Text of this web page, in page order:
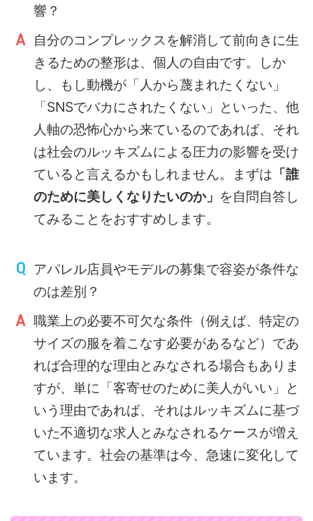
響？
自分のコンプレックスを解消して前向きに生
きるための整形は、個人の自由です。しか
し、もし動機が「人から蔑まれたくない」
「SNSでバカにされたくない」といった、他
人軸の恐怖心から来ているのであれば、それ
は社会のルッキズムによる圧力の影響を受け
ていると言えるかもしれません。まずは 「誰
のために美しくなりたいのか」 を自問自答し
てみることをおすすめします。
アパレル店員やモデルの募集で容姿が条件な
のは差別？
職業上の必要不可欠な条件（例えば、特定の
サイズの服を着こなす必要があるなど）であ
れば合理的な理由とみなされる場合もありま
すが、単に「客寄せのために美人がいい」と
いう理由であれば、それはルッキズムに基づ
いた不適切な求人とみなされるケースが増え
ています。社会の基準は今、急速に変化して
います。